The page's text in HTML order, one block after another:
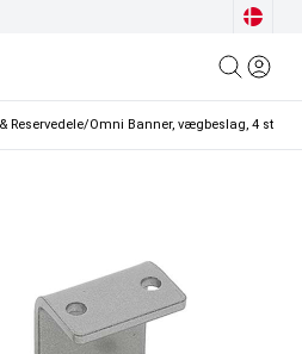
Reservedele/Omni Banner, vægbeslag, 4 stk.